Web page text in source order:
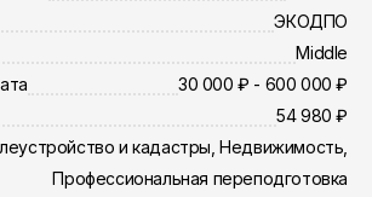
ЭКОДПО
Middle
30 000 ₽ - 600 000 ₽
54 980 ₽
и кадастры, Недвижимость,
Профессиональная переподготовка